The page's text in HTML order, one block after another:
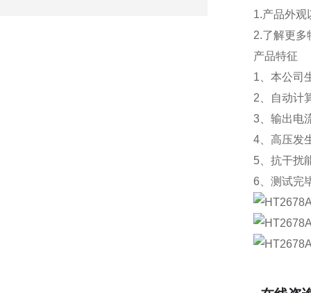
1.产品外观
2.了解更多
产品特征
1、本公司
2、自动计
3、输出电
4、高压发
5、抗干扰
6、测试完